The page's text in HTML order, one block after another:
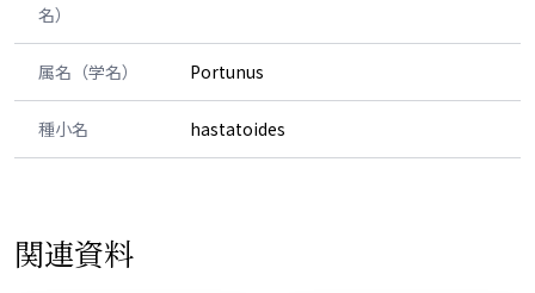
名）
属名（学名） Portunus
種小名 hastatoides
関連資料